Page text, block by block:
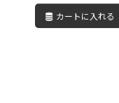
カートに入れる